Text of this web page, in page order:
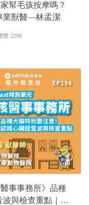
幫毛孩按摩嗎？
業獸醫—林孟潔
覽 2296
醫事事務所》品種
與檢查重點｜專